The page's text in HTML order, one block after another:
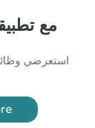
مع
استعرضي